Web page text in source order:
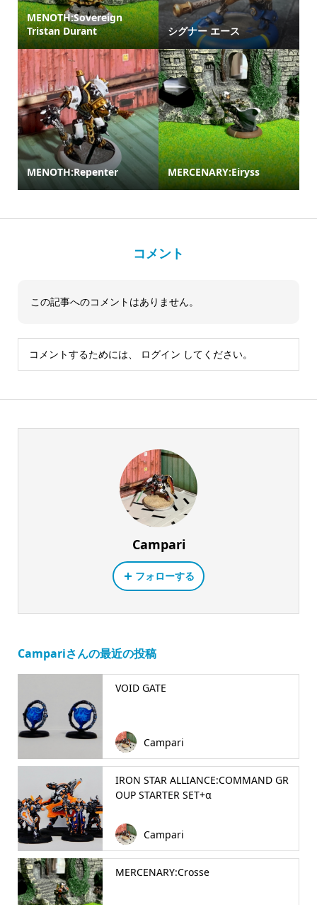
MENOTH:Sovereign
Tristan Durant
シグナー エース
MENOTH:Repenter MERCENARY:Eiryss
コメント
この記事へのコメントはありません。
コメントするためには、 ログイン してください。
Campari
フォローする
Campariさんの最近の投稿
VOID GATE
Campari
IRON STAR ALLIANCE:COMMAND GR
OUP STARTER SET+α
Campari
MERCENARY:Crosse